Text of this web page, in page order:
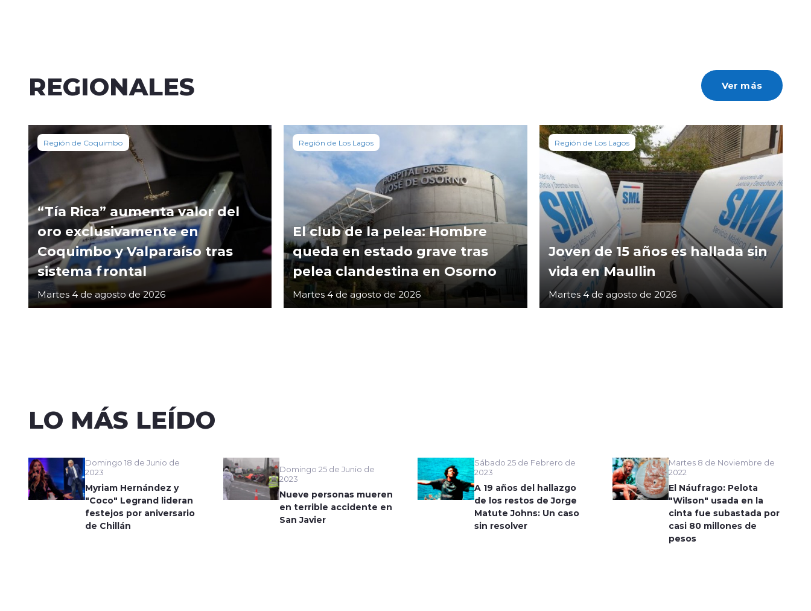
REGIONALES Ver más
Región de Coquimbo
“Tía Rica” aumenta valor del
oro exclusivamente en
Coquimbo y Valparaíso tras
sistema frontal
Martes 4 de agosto de 2026
Región de Los Lagos
El club de la pelea: Hombre
queda en estado grave tras
pelea clandestina en Osorno
Martes 4 de agosto de 2026
Región de Los Lagos
Joven de 15 años es hallada sin
vida en Maullin
Martes 4 de agosto de 2026
LO MÁS LEÍDO
Domingo 18 de Junio de
2023
Myriam Hernández y
"Coco" Legrand lideran
festejos por aniversario
de Chillán
Domingo 25 de Junio de
2023
Nueve personas mueren
en terrible accidente en
San Javier
Sábado 25 de Febrero de
2023
A 19 años del hallazgo
de los restos de Jorge
Matute Johns: Un caso
sin resolver
Martes 8 de Noviembre de
2022
El Náufrago: Pelota
"Wilson" usada en la
cinta fue subastada por
casi 80 millones de
pesos